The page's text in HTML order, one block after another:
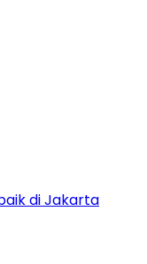
di Jakarta